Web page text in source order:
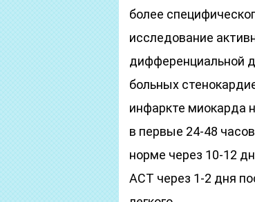
более
исследование
дифференциальной
больных
инфаркте миокарда
в первые 24-48
норме через 10-12
АСТ через 1-2 дня